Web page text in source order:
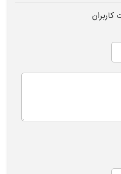
کاربران